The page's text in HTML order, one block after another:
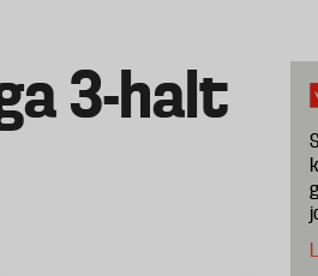
3-halt